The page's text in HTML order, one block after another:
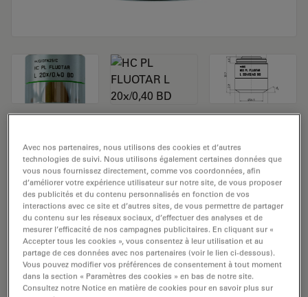
20x/0,40 BD
Numéro de produit: 11566206
L'objectif HC PL FLUOTAR L 20x/0,40 BD a un
grossissement de 20x et une ouverture numérique de
0,4mm. Pour une utilisation dans un environnement
matériel en immersion sèche, avec un
objectif fileté M32 ayant une distance de travail libre de
Avec nos partenaires, nous utilisons des cookies et d’autres
technologies de suivi. Nous utilisons également certaines données que
vous nous fournissez directement, comme vos coordonnées, afin
d’améliorer votre expérience utilisateur sur notre site, de vous proposer
des publicités et du contenu personnalisés en fonction de vos
interactions avec ce site et d’autres sites, de vous permettre de partager
du contenu sur les réseaux sociaux, d’effectuer des analyses et de
mesurer l’efficacité de nos campagnes publicitaires. En cliquant sur «
Accepter tous les cookies », vous consentez à leur utilisation et au
partage de ces données avec nos partenaires (voir le lien ci-dessous).
Vous pouvez modifier vos préférences de consentement à tout moment
dans la section « Paramètres des cookies » en bas de notre site.
Consultez notre Notice en matière de cookies pour en savoir plus sur